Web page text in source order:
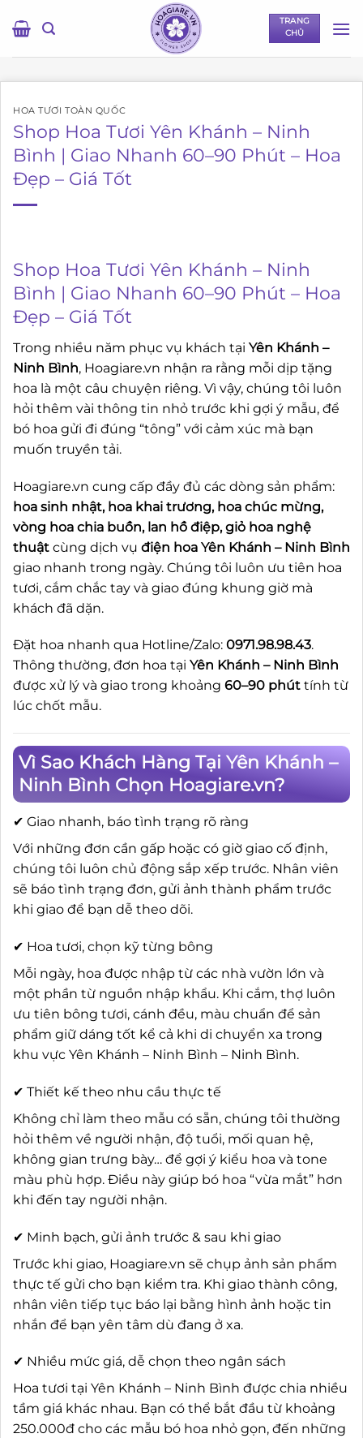
qua
TRANG
CHỦ
HOA TƯƠI TOÀN QUỐC
Shop Hoa Tươi Yên Khánh – Ninh
Bình | Giao Nhanh 60–90 Phút – Hoa
Đẹp – Giá Tốt
Shop Hoa Tươi Yên Khánh – Ninh
Bình | Giao Nhanh 60–90 Phút – Hoa
Đẹp – Giá Tốt
Trong nhiều năm phục vụ khách tại Yên Khánh –
Ninh Bình, Hoagiare.vn nhận ra rằng mỗi dịp tặng
hoa là một câu chuyện riêng. Vì vậy, chúng tôi luôn
hỏi thêm vài thông tin nhỏ trước khi gợi ý mẫu, để
bó hoa gửi đi đúng “tông” với cảm xúc mà bạn
muốn truyền tải.
Hoagiare.vn cung cấp đầy đủ các dòng sản phẩm:
hoa sinh nhật, hoa khai trương, hoa chúc mừng,
vòng hoa chia buồn, lan hồ điệp, giỏ hoa nghệ
thuật cùng dịch vụ điện hoa Yên Khánh – Ninh Bình
giao nhanh trong ngày. Chúng tôi luôn ưu tiên hoa
tươi, cắm chắc tay và giao đúng khung giờ mà
khách đã dặn.
Đặt hoa nhanh qua Hotline/Zalo: 0971.98.98.43.
Thông thường, đơn hoa tại Yên Khánh – Ninh Bình
được xử lý và giao trong khoảng 60–90 phút tính từ
lúc chốt mẫu.
Vì Sao Khách Hàng Tại Yên Khánh –
Ninh Bình Chọn Hoagiare.vn?
✔ Giao nhanh, báo tình trạng rõ ràng
Với những đơn cần gấp hoặc có giờ giao cố định,
chúng tôi luôn chủ động sắp xếp trước. Nhân viên
sẽ báo tình trạng đơn, gửi ảnh thành phẩm trước
khi giao để bạn dễ theo dõi.
✔ Hoa tươi, chọn kỹ từng bông
Mỗi ngày, hoa được nhập từ các nhà vườn lớn và
một phần từ nguồn nhập khẩu. Khi cắm, thợ luôn
ưu tiên bông tươi, cánh đều, màu chuẩn để sản
phẩm giữ dáng tốt kể cả khi di chuyển xa trong
khu vực Yên Khánh – Ninh Bình – Ninh Bình.
✔ Thiết kế theo nhu cầu thực tế
Không chỉ làm theo mẫu có sẵn, chúng tôi thường
hỏi thêm về người nhận, độ tuổi, mối quan hệ,
không gian trưng bày… để gợi ý kiểu hoa và tone
màu phù hợp. Điều này giúp bó hoa “vừa mắt” hơn
khi đến tay người nhận.
✔ Minh bạch, gửi ảnh trước & sau khi giao
Trước khi giao, Hoagiare.vn sẽ chụp ảnh sản phẩm
thực tế gửi cho bạn kiểm tra. Khi giao thành công,
nhân viên tiếp tục báo lại bằng hình ảnh hoặc tin
nhắn để bạn yên tâm dù đang ở xa.
✔ Nhiều mức giá, dễ chọn theo ngân sách
Hoa tươi tại Yên Khánh – Ninh Bình được chia nhiều
tầm giá khác nhau. Bạn có thể bắt đầu từ khoảng
250.000đ cho các mẫu bó hoa nhỏ gọn, đến những